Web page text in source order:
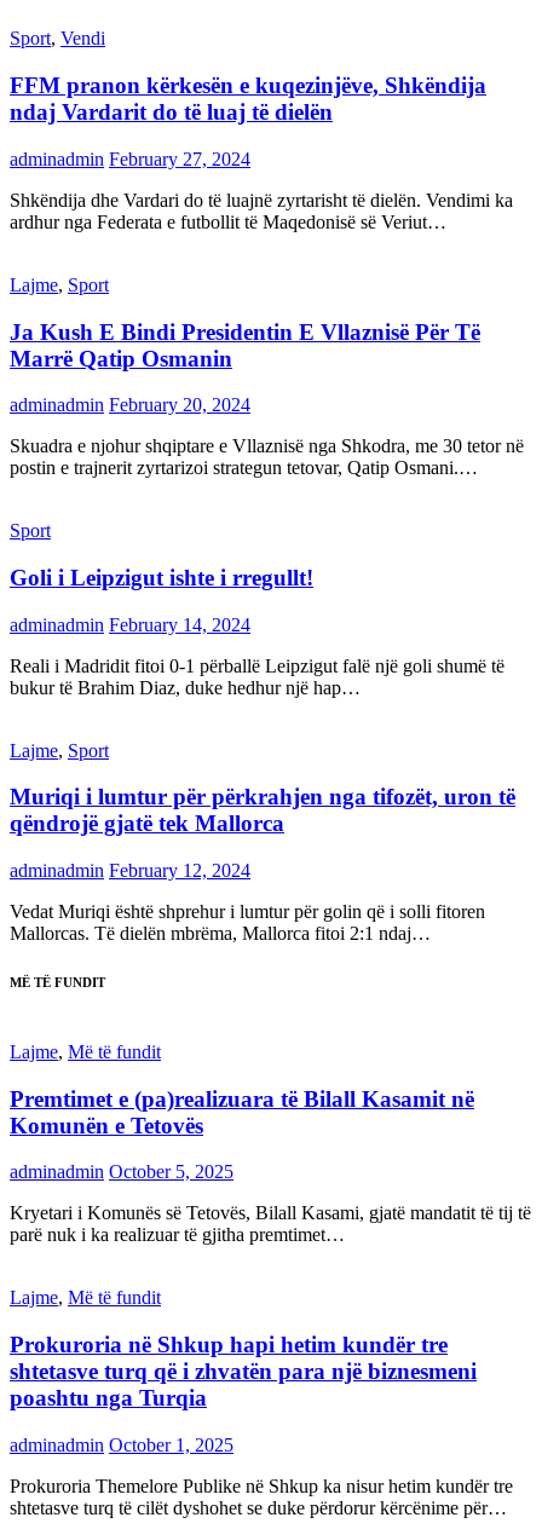
Sport, Vendi
FFM pranon kërkesën e kuqezinjëve, Shkëndija
ndaj Vardarit do të luaj të dielën
adminadmin February 27, 2024
Shkëndija dhe Vardari do të luajnë zyrtarisht të dielën. Vendimi ka
ardhur nga Federata e futbollit të Maqedonisë së Veriut…
Lajme, Sport
Ja Kush E Bindi Presidentin E Vllaznisë Për Të
Marrë Qatip Osmanin
adminadmin February 20, 2024
Skuadra e njohur shqiptare e Vllaznisë nga Shkodra, me 30 tetor në
postin e trajnerit zyrtarizoi strategun tetovar, Qatip Osmani.…
Sport
Goli i Leipzigut ishte i rregullt!
adminadmin February 14, 2024
Reali i Madridit fitoi 0-1 përballë Leipzigut falë një goli shumë të
bukur të Brahim Diaz, duke hedhur një hap…
Lajme, Sport
Muriqi i lumtur për përkrahjen nga tifozët, uron të
qëndrojë gjatë tek Mallorca
adminadmin February 12, 2024
Vedat Muriqi është shprehur i lumtur për golin që i solli fitoren
Mallorcas. Të dielën mbrëma, Mallorca fitoi 2:1 ndaj…
MË TË FUNDIT
Lajme, Më të fundit
Premtimet e (pa)realizuara të Bilall Kasamit në
Komunën e Tetovës
adminadmin October 5, 2025
Kryetari i Komunës së Tetovës, Bilall Kasami, gjatë mandatit të tij të
parë nuk i ka realizuar të gjitha premtimet…
Lajme, Më të fundit
Prokuroria në Shkup hapi hetim kundër tre
shtetasve turq që i zhvatën para një biznesmeni
poashtu nga Turqia
adminadmin October 1, 2025
Prokuroria Themelore Publike në Shkup ka nisur hetim kundër tre
shtetasve turq të cilët dyshohet se duke përdorur kërcënime për…